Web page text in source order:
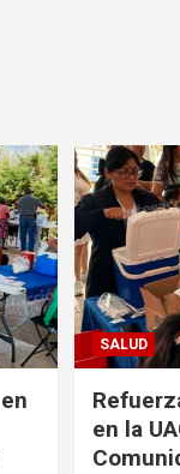
SALUD
en la